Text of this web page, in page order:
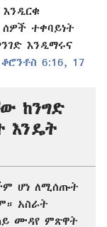
ሰዎች ተቀባይነት
እንዲማሩና
6:16, 17
ከንግድ
እንዴት
ሆነ ለሚሰጡት
አስራት
ሙዳየ ምጽዋት